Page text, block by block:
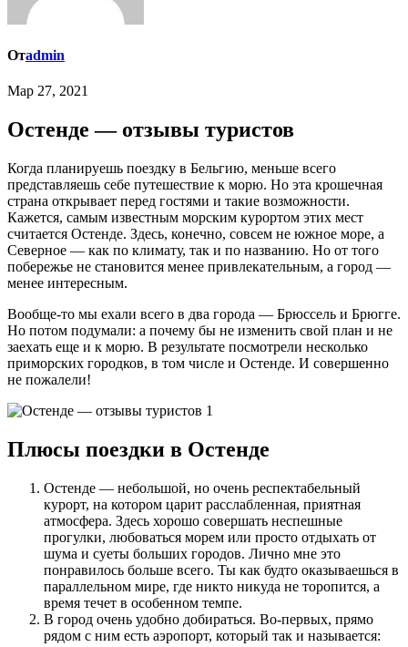
Отadmin
Мар 27, 2021
Остенде — отзывы туристов
Когда планируешь поездку в Бельгию, меньше всего
представляешь себе путешествие к морю. Но эта крошечная
страна открывает перед гостями и такие возможности.
Кажется, самым известным морским курортом этих мест
считается Остенде. Здесь, конечно, совсем не южное море, а
Северное — как по климату, так и по названию. Но от того
побережье не становится менее привлекательным, а город —
менее интересным.
Вообще-то мы ехали всего в два города — Брюссель и Брюгге.
Но потом подумали: а почему бы не изменить свой план и не
заехать еще и к морю. В результате посмотрели несколько
приморских городков, в том числе и Остенде. И совершенно
не пожалели!
Плюсы поездки в Остенде
Остенде — небольшой, но очень респектабельный
курорт, на котором царит расслабленная, приятная
атмосфера. Здесь хорошо совершать неспешные
прогулки, любоваться морем или просто отдыхать от
шума и суеты больших городов. Лично мне это
понравилось больше всего. Ты как будто оказываешься в
параллельном мире, где никто никуда не торопится, а
время течет в особенном темпе.
В город очень удобно добираться. Во-первых, прямо
рядом с ним есть аэропорт, который так и называется: